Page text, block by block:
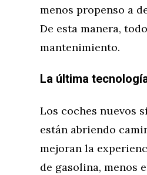
menos propenso a
De esta manera,
mantenimiento.
La última
Los coches nuevos
están abriendo
mejoran la
de gasolina, menos